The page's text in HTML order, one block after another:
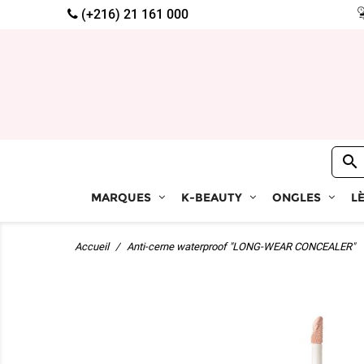
(+216) 21 161 000
MARQUES K-BEAUTY ONGLES

Accueil Anti-cerne waterproof "LONG-WEAR CONCEALER"